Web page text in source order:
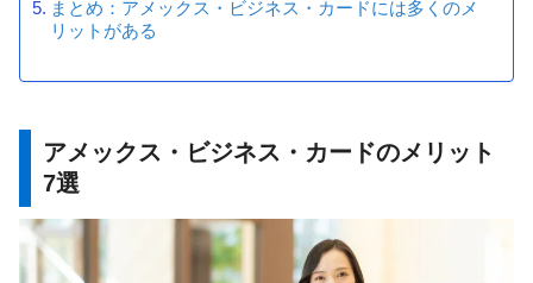
まとめ：アメックス・ビジネス・カードには多くのメ
リットがある
アメックス・ビジネス・カードのメリット
7選